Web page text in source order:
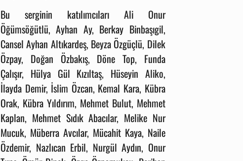
Bu serginin katılımcıları Ali Onur
Öğümsöğütlü, Ayhan Ay, Berkay Binbaşıgil,
Cansel Ayhan Altıkardeş, Beyza Özgüçlü, Dilek
Özpay, Doğan Özbakış, Döne Top, Funda
Çalışır, Hülya Gül Kızıltaş, Hüseyin Aliko,
İlayda Demir, İslim Özcan, Kemal Kara, Kübra
Orak, Kübra Yıldırım, Mehmet Bulut, Mehmet
Kaplan, Mehmet Sıdık Abacılar, Melike Nur
Mucuk, Müberra Avcılar, Mücahit Kaya, Naile
Özdemir, Nazlıcan Erbil, Nurgül Aydın, Onur